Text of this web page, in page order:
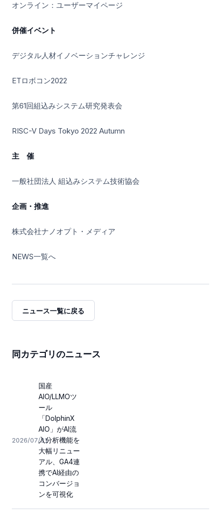
オンライン：ユーザーマイページ
併催イベント
デジタル人材イノベーションチャレンジ
ETロボコン2022
第61回組込みシステム研究発表会
RISC-V Days Tokyo 2022 Autumn
主 催
一般社団法人 組込みシステム技術協会
企画・推進
株式会社ナノオプト・メディア
NEWS一覧へ
ニュース一覧に戻る
同カテゴリのニュース
2026/07/31
国産
AIO/LLMOツ
ール
「DolphinX
AIO」がAI流
入分析機能を
大幅リニュー
アル、GA4連
携でAI経由の
コンバージョ
ンを可視化